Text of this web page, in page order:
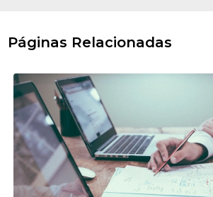
Páginas Relacionadas